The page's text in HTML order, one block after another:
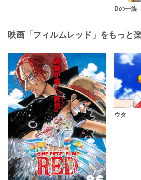
Dの一族
映画「フィルムレッド」をもっと
ウタ